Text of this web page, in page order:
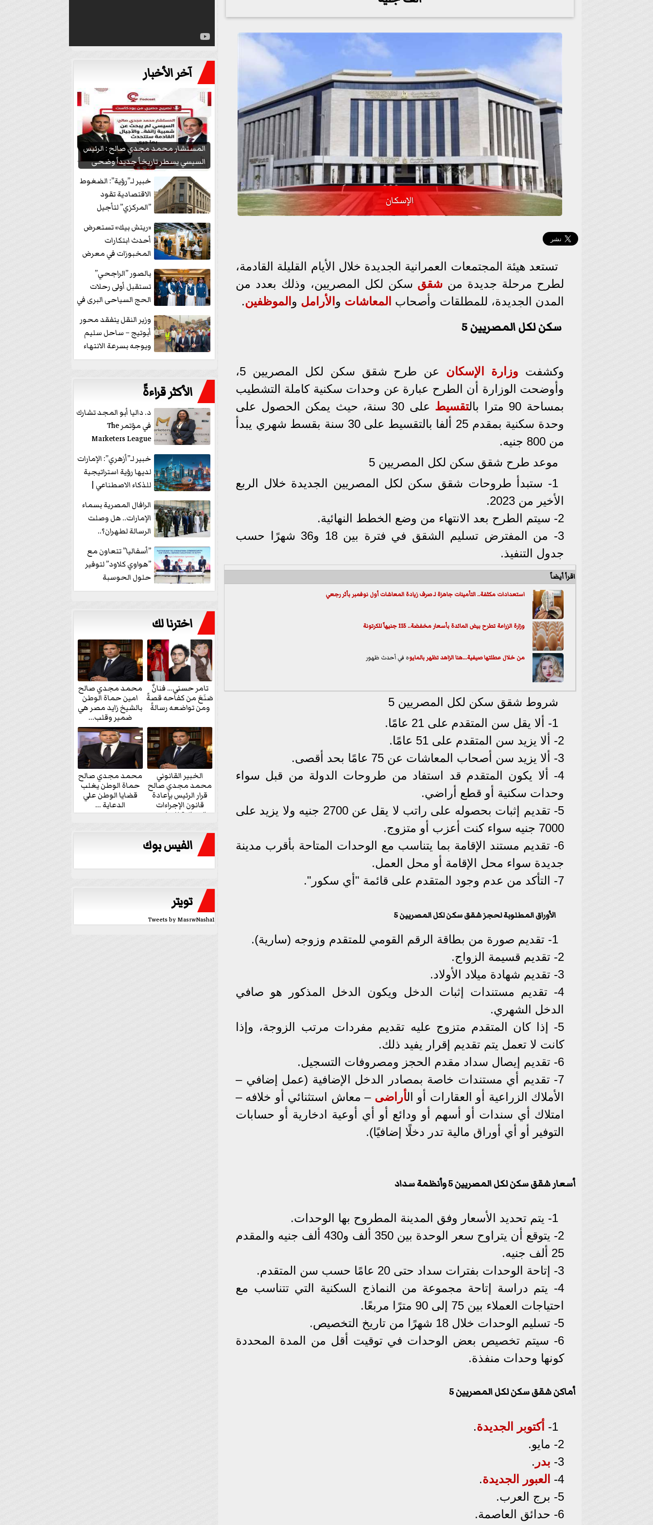
الإسكان
تستعد هيئة المجتمعات العمرانية الجديدة خلال الأيام القليلة القادمة،
لطرح مرحلة جديدة من شقق سكن لكل المصريين، وذلك بعدد من
المدن الجديدة، للمطلقات وأصحاب المعاشات و الأرامل و الموظفين.
سكن لكل المصريين 5
وكشفت وزارة الإسكان
عن طرح شقق سكن لكل المصريين 5،
وأوضحت الوزارة أن الطرح عبارة عن وحدات سكنية كاملة التشطيب
بمساحة 90 مترا بال
تقسيط
على 30 سنة، حيث يمكن الحصول على
وحدة سكنية بمقدم 25 ألفا بالتقسيط على 30 سنة بقسط شهري يبدأ
من 800 جنيه.
موعد طرح شقق سكن لكل المصريين 5
1- ستبدأ طروحات شقق سكن لكل المصريين الجديدة خلال الربع
الأخير من 2023.
2- سيتم الطرح بعد الانتهاء من وضع الخطط النهائية.
3- من المفترض تسليم الشقق في فترة بين 18 و36 شهرًا حسب
جدول التنفيذ.
اقرأ أيضاً
استعدادات مكثفة.. التأمينات جاهزة لـ صرف زيادة المعاشات أول نوفمبر بأثر رجعي
وزارة الزراعة تطرح بيض المائدة بأسعار مخفضة.. 115 جنيهاً للكرتونة
من خلال عطلتها صيفية...هنا الزاهد تظهر بالمايوه في أحدث ظهور
شروط شقق سكن لكل المصريين 5
1- ألا يقل سن المتقدم على 21 عامًا.
2- ألا يزيد سن المتقدم على 51 عامًا.
3- ألا يزيد سن أصحاب المعاشات عن 75 عامًا بحد أقصى.
4- ألا يكون المتقدم قد استفاد من طروحات الدولة من قبل سواء
وحدات سكنية أو قطع أراضي.
5- تقديم إثبات بحصوله على راتب لا يقل عن 2700 جنيه ولا يزيد على
7000 جنيه سواء كنت أعزب أو متزوج.
6- تقديم مستند الإقامة بما يتناسب مع الوحدات المتاحة بأقرب مدينة
جديدة سواء محل الإقامة أو محل العمل.
7- التأكد من عدم وجود المتقدم على قائمة "أي سكور".
الأوراق المطلوبة لحجز شقق سكن لكل المصريين 5
1- تقديم صورة من بطاقة الرقم القومي للمتقدم وزوجه (سارية).
2- تقديم قسيمة الزواج.
3- تقديم شهادة ميلاد الأولاد.
4- تقديم مستندات إثبات الدخل ويكون الدخل المذكور هو صافي
الدخل الشهري.
5- إذا كان المتقدم متزوج عليه تقديم مفردات مرتب الزوجة، وإذا
كانت لا تعمل يتم تقديم إقرار يفيد ذلك.
6- تقديم إيصال سداد مقدم الحجز ومصروفات التسجيل.
7- تقديم أي مستندات خاصة بمصادر الدخل الإضافية (عمل إضافي –
الأملاك الزراعية أو العقارات أو الأراضى – معاش استثنائي أو خلافه –
امتلاك أي سندات أو أسهم أو ودائع أو أي أوعية ادخارية أو حسابات
التوفير أو أي أوراق مالية تدر دخلًا إضافيًا).
أسعار شقق سكن لكل المصريين 5 وأنظمة سداد
1- يتم تحديد الأسعار وفق المدينة المطروح بها الوحدات.
2- يتوقع أن يتراوح سعر الوحدة بين 350 ألف و430 ألف جنيه والمقدم
25 ألف جنيه.
3- إتاحة الوحدات بفترات سداد حتى 20 عامًا حسب سن المتقدم.
4- يتم دراسة إتاحة مجموعة من النماذج السكنية التي تتناسب مع
احتياجات العملاء بين 75 إلى 90 مترًا مربعًا.
5- تسليم الوحدات خلال 18 شهرًا من تاريخ التخصيص.
6- سيتم تخصيص بعض الوحدات في توقيت أقل من المدة المحددة
كونها وحدات منفذة.
أماكن شقق سكن لكل المصريين 5
1- أكتوبر الجديدة.
2- مايو.
3-
بدر .
4-
العبور الجديدة.
5- برج العرب.
6- حدائق العاصمة.
آخر الأخبار
المستشار محمد مجدي صالح : الرئيس
السيسي يسطر تاريخاً جديداً وضحى
بشعبيته...
خبير لـ”رؤية”: الضغوط
الاقتصادية تقود
”المركزي” لتأجيل
«ريتش بيك» تستعرض
أحدث ابتكارات
المخبوزات في معرض
منتجات...
بالصور ”الراجحي”
تستقبل أولى رحلات
الحج السياحى البرى في
وزير النقل يتفقد محور
أبوتيج – ساحل سليم
ويوجه بسرعة الانتهاء
من...
الأكثر قراءةً
د. داليا أبو المجد تشارك
في مؤتمر The
Marketers League
وتدير جلسة...
خبير لـ”أزهري”: الإمارات
لديها رؤية استراتيجية
للذكاء الاصطناعي |
الرافال المصرية بسماء
الإمارات.. هل وصلت
الرسالة لطهران؟..
”ماعت جروب” تُجيب؟
|...
”أسفاليا” تتعاون مع
”هواوي كلاود” لتوفير
حلول الحوسبة
السحابية والأمن
اخترنا لك
تامر حسني… فنانٌ
صَنَعَ من كفاحه قصةً
ومن تواضعه رسالةً
محمد مجدي صالح
امين حماة الوطن
بالشيخ زايد مصر هي
ضمير وقلب...
الخبير القانوني
محمد مجدي صالح
قرار الرئيس بإعادة
قانون الإجراءات
الجنائية للنواب...
محمد مجدي صالح
حماة الوطن يغلب
قضايا الوطن علي
الدعاية ...
الفيس بوك
تويتر
Tweets by MasrwNasha1